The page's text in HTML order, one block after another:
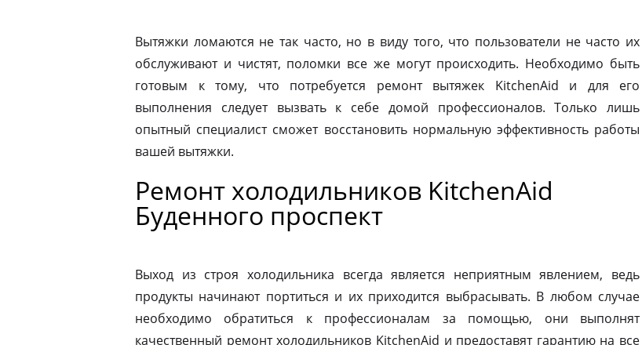
Вытяжки ломаются не так часто, но в виду того, что пользователи не часто их
обслуживают и чистят, поломки все же могут происходить. Необходимо быть
готовым к тому, что потребуется ремонт вытяжек KitchenAid и для его
выполнения следует вызвать к себе домой профессионалов. Только лишь
опытный специалист сможет восстановить нормальную эффективность работы
вашей вытяжки.
Ремонт холодильников KitchenAid
Буденного проспект
Выход из строя холодильника всегда является неприятным явлением, ведь
продукты начинают портиться и их приходится выбрасывать. В любом случае
необходимо обратиться к профессионалам за помощью, они выполнят
качественный ремонт холодильников KitchenAid и предоставят гарантию на все